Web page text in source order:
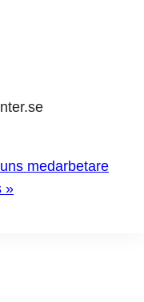
medarbetare
»